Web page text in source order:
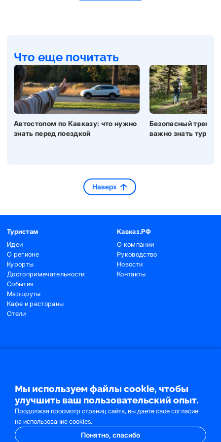
Что еще почитать
Автостопом по Кавказу: что нужно
знать перед поездкой
Безопасный
важно знать
Наверх
Туристам
Идеи
О регионе
Курорты
Достопримечательности
События
Маршруты
Кафе и рестораны
Отели
Кавказ.РФ
О компании
Руководство
Новости
Контакты
info@ncrc.ru
Мы используем файлы cookie, чтобы
улучшить ваш пользовательский опыт.
Продолжая просмотр страниц сайта, вы даете свое согласие
на использование cookies.
Понятно, спасибо